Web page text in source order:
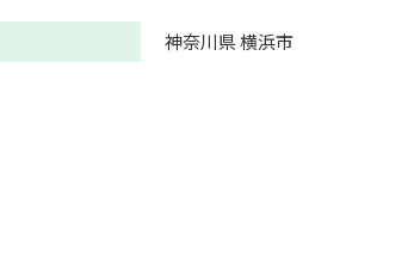
神奈川県 横浜市